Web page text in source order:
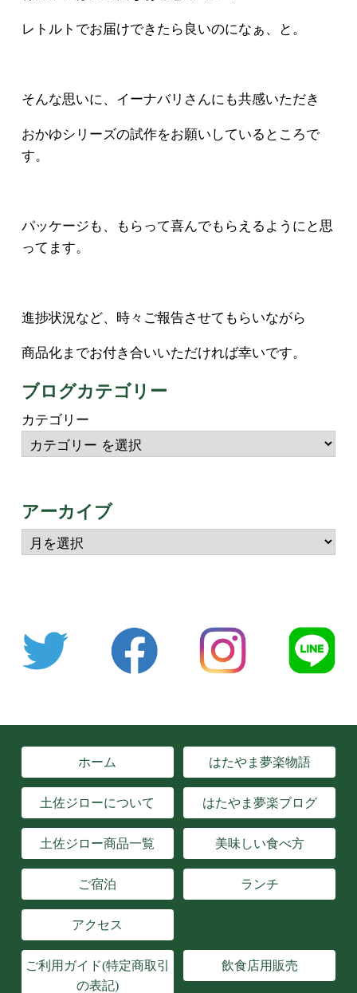
レトルトでお届けできたら良いのになぁ、と。
そんな思いに、イーナバリさんにも共感いただき
おかゆシリーズの試作をお願いしているところで
す。
パッケージも、もらって喜んでもらえるようにと思
ってます。
進捗状況など、時々ご報告させてもらいながら
商品化までお付き合いいただければ幸いです。
ブログカテゴリー
カテゴリー
アーカイブ
ホーム はたやま夢楽物語
土佐ジローについて はたやま夢楽ブログ
土佐ジロー商品一覧 美味しい食べ方
ご宿泊 ランチ
アクセス
ご利用ガイド(特定商取引
の表記)
飲食店用販売